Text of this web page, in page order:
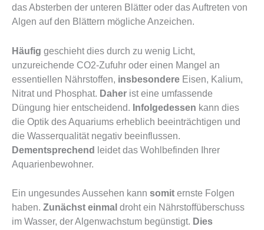
das Absterben der unteren Blätter oder das Auftreten von
Algen auf den Blättern mögliche Anzeichen.
Häufig geschieht dies durch zu wenig Licht,
unzureichende CO2-Zufuhr oder einen Mangel an
essentiellen Nährstoffen, insbesondere Eisen, Kalium,
Nitrat und Phosphat. Daher ist eine umfassende
Düngung hier entscheidend. Infolgedessen kann dies
die Optik des Aquariums erheblich beeinträchtigen und
die Wasserqualität negativ beeinflussen.
Dementsprechend
leidet das Wohlbefinden Ihrer
Aquarienbewohner.
Ein ungesundes Aussehen kann somit ernste Folgen
haben. Zunächst einmal droht ein Nährstoffüberschuss
im Wasser, der Algenwachstum begünstigt. Dies